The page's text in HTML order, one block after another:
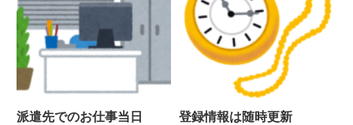
派遣先でのお仕事当日 登録情報は随時更新